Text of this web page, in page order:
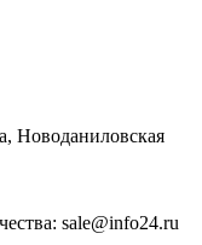
Новоданиловская
sale@info24.ru